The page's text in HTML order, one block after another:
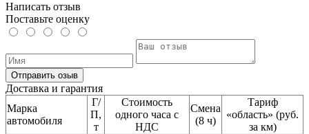
Написать отзыв
Поставьте оценку
Отправить озыв
Доставка и гарантия
Марка
автомобиля
Г/
П,
т
Стоимость
одного часа с
НДС
Смена
(8 ч)
Тариф
«область» (руб.
за км)